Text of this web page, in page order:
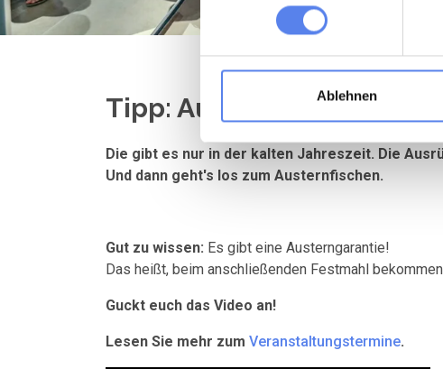
Ablehnen
Tipp: Austernsafari
Die gibt es nur in der kalten Jahreszeit. Die
Und dann geht's los zum Austernfischen.
Gut zu wissen: Es gibt eine Austerngarantie!
Das heißt, beim anschließenden Festmahl
Guckt euch das Video an!
Lesen Sie mehr zum Veranstaltungstermine.